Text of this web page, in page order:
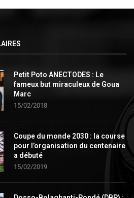
Petit Poto ANECTODES : Le
fameux but miraculeux de Goua
Marc
15/02/2018
Coupe du monde 2030 : la course
pour l’organisation du centenaire
a débuté
15/02/2019